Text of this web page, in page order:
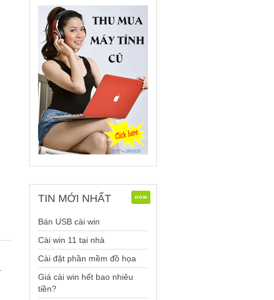
TIN MỚI NHẤT
Bán USB cài win
Cài win 11 tại nhà
Cài đặt phần mềm đồ họa
Giá cài win hết bao nhiêu
tiền?